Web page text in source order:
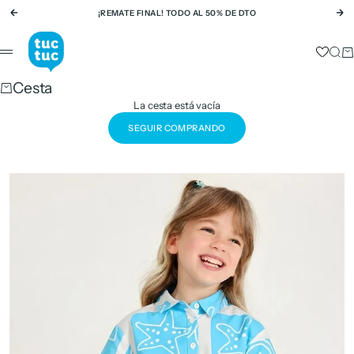
Ir al contenido
Anterior ¡REMATE FINAL! TODO AL 50% DE DTO
tuc tuc
Menú
Cesta
La cesta está vacía
SEGUIR COMPRANDO